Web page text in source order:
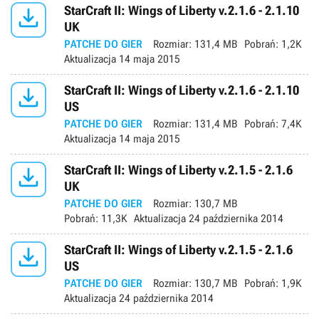

StarCraft II: Wings of Liberty v.2.1.6 - 2.1.10
UK
PATCHE DO GIER Rozmiar: 131,4 MB Pobrań: 1,2K
Aktualizacja 14 maja 2015

StarCraft II: Wings of Liberty v.2.1.6 - 2.1.10
US
PATCHE DO GIER Rozmiar: 131,4 MB Pobrań: 7,4K
Aktualizacja 14 maja 2015

StarCraft II: Wings of Liberty v.2.1.5 - 2.1.6
UK
PATCHE DO GIER Rozmiar: 130,7 MB
Pobrań: 11,3K Aktualizacja 24 października 2014

StarCraft II: Wings of Liberty v.2.1.5 - 2.1.6
US
PATCHE DO GIER Rozmiar: 130,7 MB Pobrań: 1,9K
Aktualizacja 24 października 2014